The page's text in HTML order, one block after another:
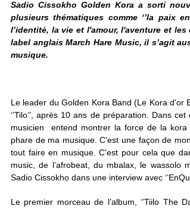
Sadio Cissokho Golden Kora a sorti
plusieurs thématiques comme ‘’la paix
l’identité, la vie et l'amour, l'aventure et
label anglais March Hare Music, il s’agit
musique.
Le leader du Golden Kora Band (Le Kora d'or
‘’Tilo’’, après 10 ans de préparation. Dans
musicien entend montrer la force de la kora
phare de ma musique. C'est une façon de
tout faire en musique. C'est pour cela que
music, de l’afrobeat, du mbalax, le wassolo
Sadio Cissokho dans une interview avec
Le premier morceau de l’album, ‘’Tiilo The